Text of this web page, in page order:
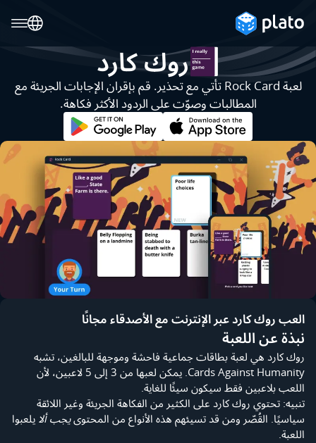
روك كارد
لعبة Rock Card تأتي مع تحذير. قم بإقران الإجابات الجريئة مع
المطالبات وصوّت على الردود الأكثر فكاهة.
العب روك كارد عبر الإنترنت مع الأصدقاء مجانًا
نبذة عن اللعبة
روك كارد هي لعبة بطاقات جماعية فاحشة وموجهة للبالغين، تشبه
Cards Against Humanity. يمكن لعبها من 3 إلى 5 لاعبين، لأن
اللعب بلاعبين فقط سيكون سيئًا للغاية.
تنبيه: تحتوي روك كارد على الكثير من الفكاهة الجريئة وغير اللائقة
سياسيًا. القُصّر ومن قد تسيئهم هذه الأنواع من المحتوىيجب ألا يلعبوا
اللعبة.